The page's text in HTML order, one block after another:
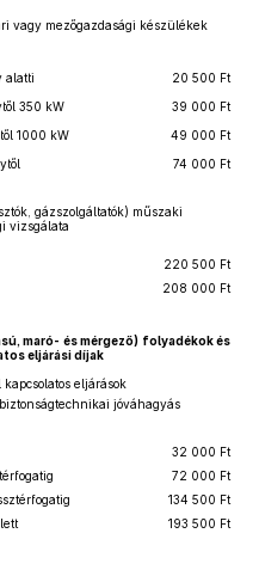
vagy mezőgazdasági készülékek
alatti
20 500 Ft
350 kW
39 000 Ft
1000 kW
49 000 Ft
74 000 Ft
gázszolgáltatók) műszaki
vizsgálata
220 500 Ft
208 000 Ft
maró- és mérgező) folyadékok és
eljárási díjak
eljárások
jóváhagyás
32 000 Ft
72 000 Ft
134 500 Ft
193 500 Ft